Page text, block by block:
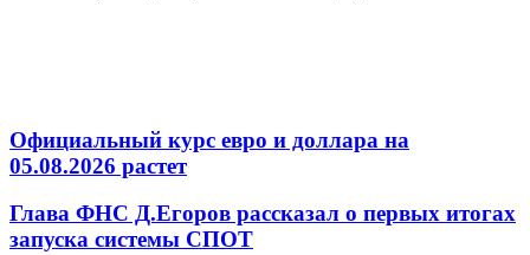
Официальный курс евро и доллара на
05.08.2026 растет
Глава ФНС Д.Егоров рассказал о первых итогах
запуска системы СПОТ